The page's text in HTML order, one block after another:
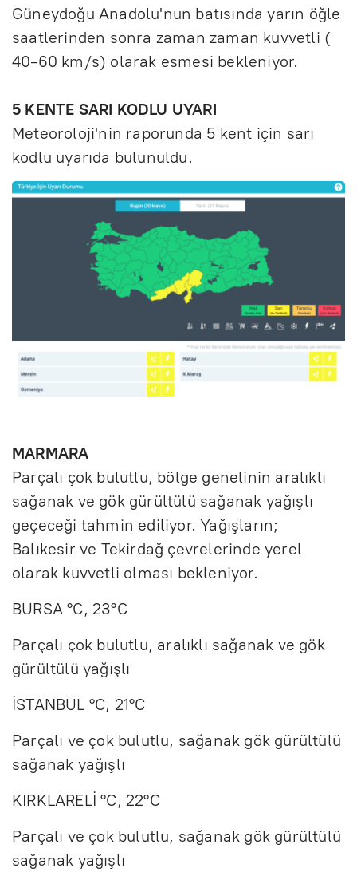
Güneydoğu Anadolu'nun batısında yarın öğle
saatlerinden sonra zaman zaman kuvvetli (
40-60 km/s) olarak esmesi bekleniyor.
5 KENTE SARI KODLU UYARI
Meteoroloji'nin raporunda 5 kent için sarı
kodlu uyarıda bulunuldu.
MARMARA
Parçalı çok bulutlu, bölge genelinin aralıklı
sağanak ve gök gürültülü sağanak yağışlı
geçeceği tahmin ediliyor. Yağışların;
Balıkesir ve Tekirdağ çevrelerinde yerel
olarak kuvvetli olması bekleniyor.
BURSA °C, 23°C
Parçalı çok bulutlu, aralıklı sağanak ve gök
gürültülü yağışlı
İSTANBUL °C, 21°C
Parçalı ve çok bulutlu, sağanak gök gürültülü
sağanak yağışlı
KIRKLARELİ °C, 22°C
Parçalı ve çok bulutlu, sağanak gök gürültülü
sağanak yağışlı